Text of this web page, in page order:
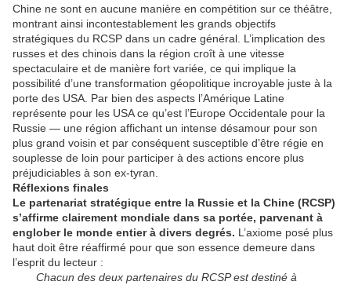
Chine ne sont en aucune manière en compétition sur ce théâtre,
montrant ainsi incontestablement les grands objectifs
stratégiques du RCSP dans un cadre général. L’implication des
russes et des chinois dans la région croît à une vitesse
spectaculaire et de manière fort variée, ce qui implique la
possibilité d’une transformation géopolitique incroyable juste à la
porte des USA. Par bien des aspects l’Amérique Latine
représente pour les USA ce qu’est l’Europe Occidentale pour la
Russie — une région affichant un intense désamour pour son
plus grand voisin et par conséquent susceptible d’être régie en
souplesse de loin pour participer à des actions encore plus
préjudiciables à son ex-tyran.
Réflexions finales
Le partenariat stratégique entre la Russie et la Chine (RCSP)
s’affirme clairement mondiale dans sa portée, parvenant à
englober le monde entier à divers degrés. L’axiome posé plus
haut doit être réaffirmé pour que son essence demeure dans
l’esprit du lecteur :
Chacun des deux partenaires du RCSP est destiné à